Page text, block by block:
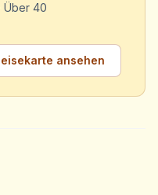
Über 40
ansehen